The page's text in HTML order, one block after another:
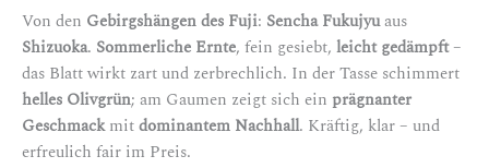
Von den Gebirgshängen des Fuji: Sencha Fukujyuaus
Shizuoka. Sommerliche Ernte, fein gesiebt, leicht gedämpft–
das Blatt wirkt zart und zerbrechlich. In der Tasse schimmert
helles Olivgrün; am Gaumen zeigt sich ein prägnanter
Geschmackmitdominantem Nachhall. Kräftig, klar – und
erfreulich fair im Preis.